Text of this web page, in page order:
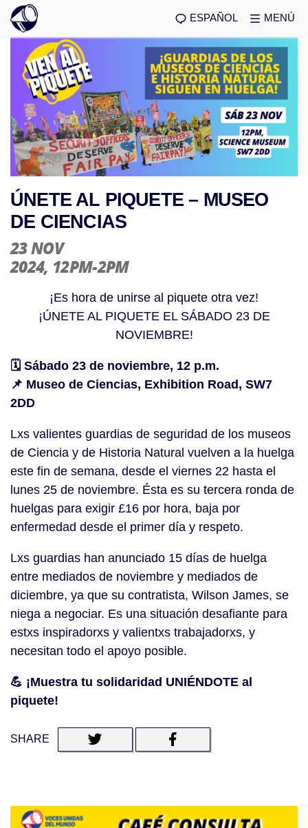
ESPAÑOL MENÚ
ÚNETE AL PIQUETE – MUSEO
DE CIENCIAS
23 NOV
2024, 12PM-2PM
¡Es hora de unirse al piquete otra vez!
¡ÚNETE AL PIQUETE EL SÁBADO 23 DE
NOVIEMBRE!
🗓️ Sábado 23 de noviembre, 12 p.m.
📌 Museo de Ciencias, Exhibition Road, SW7
2DD
Lxs valientes guardias de seguridad de los museos
de Ciencia y de Historia Natural vuelven a la huelga
este fin de semana, desde el viernes 22 hasta el
lunes 25 de noviembre. Ésta es su tercera ronda de
huelgas para exigir £16 por hora, baja por
enfermedad desde el primer día y respeto.
Lxs guardias han anunciado 15 días de huelga
entre mediados de noviembre y mediados de
diciembre, ya que su contratista, Wilson James, se
niega a negociar. Es una situación desafiante para
estxs inspiradorxs y valientxs trabajadorxs, y
necesitan todo el apoyo posible.
💪 ¡Muestra tu solidaridad UNIÉNDOTE al
piquete!
SHARE